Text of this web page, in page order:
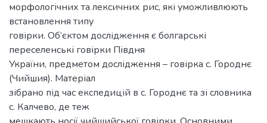
морфологічних та лексичних рис, які уможливлюють
встановлення типу
говірки. Об’єктом дослідження є болгарські
переселенські говірки Півдня
України, предметом дослідження – говірка с. Городнє
(Чийшия). Матеріал
зібрано під час експедицій в с. Городнє та зі словника
с. Калчево, де теж